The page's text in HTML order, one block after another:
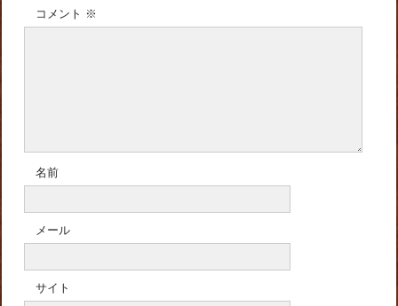
コメント ※
名前
メール
サイト